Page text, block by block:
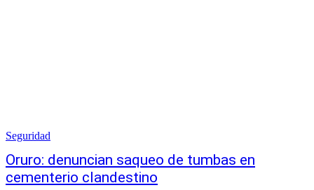
Seguridad
Oruro: denuncian saqueo de tumbas en
cementerio clandestino